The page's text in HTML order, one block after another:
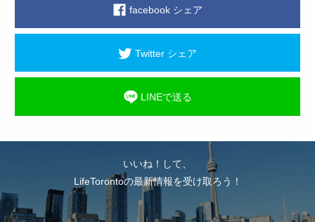
facebook シェア
Twitter シェア
LINEで送る
いいね！して、
LifeTorontoの最新情報を受け取ろう！